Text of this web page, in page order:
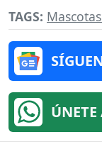
TAGS: